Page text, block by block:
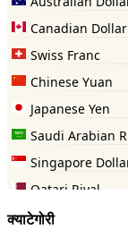
क्याटेगोरी